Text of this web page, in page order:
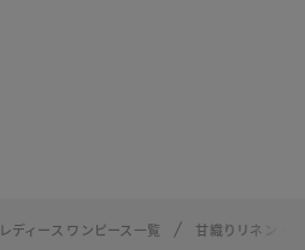
レディース ワンピース一覧 甘織りリネン・